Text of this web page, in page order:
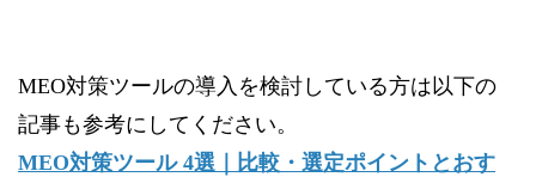
MEO対策ツールの導入を検討している方は以下の
記事も参考にしてください。
MEO対策ツール 4選｜比較・選定ポイントとおす